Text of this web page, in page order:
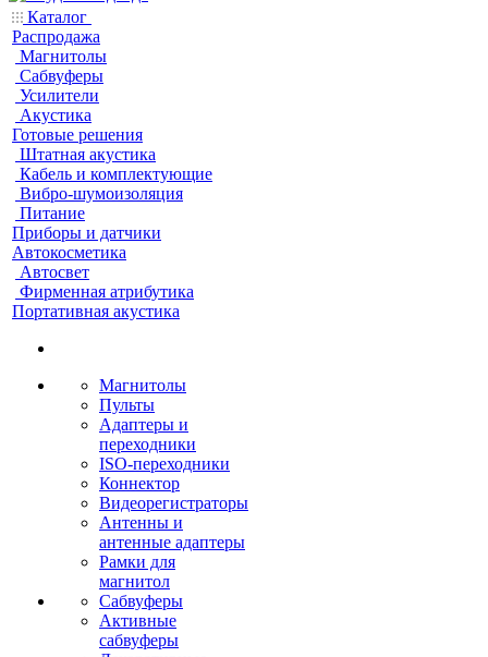
Каталог
Распродажа
Магнитолы
Сабвуферы
Усилители
Акустика
Готовые решения
Штатная акустика
Кабель и комплектующие
Вибро-шумоизоляция
Питание
Приборы и датчики
Автокосметика
Автосвет
Фирменная атрибутика
Портативная акустика
Магнитолы
Пульты
Адаптеры и
переходники
ISO-переходники
Коннектор
Видеорегистраторы
Антенны и
антенные адаптеры
Рамки для
магнитол
Сабвуферы
Активные
сабвуферы